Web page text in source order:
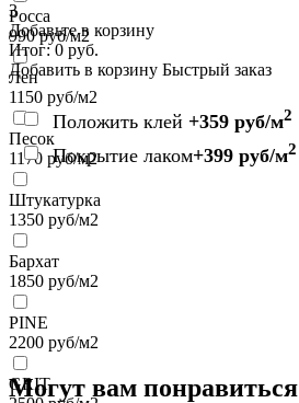
Росса
990руб/м2
Лен
1150 руб/м2
Песок
1170 руб/м2
Штукатурка
1350 руб/м2
Бархат
1850 руб/м2
PINE
2200 руб/м2
GRIT
3
Добавьте в корзину
Итог:0 руб.
Добавить в корзину Быстрый заказ
Положить клей +359 руб/м2
Покрытие лаком+399 руб/м2
Могут вам понравиться